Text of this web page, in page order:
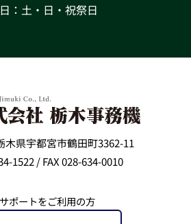
：土・日・祝祭日
木県宇都宮市鶴田町3362-11
1522 / FAX 028-634-0010
ポートをご利用の方